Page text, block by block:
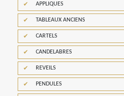
APPLIQUES
TABLEAUX ANCIENS
CARTELS
CANDELABRES
REVEILS
PENDULES